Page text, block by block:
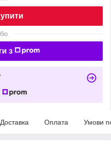
з
Доставка Оплата Умови